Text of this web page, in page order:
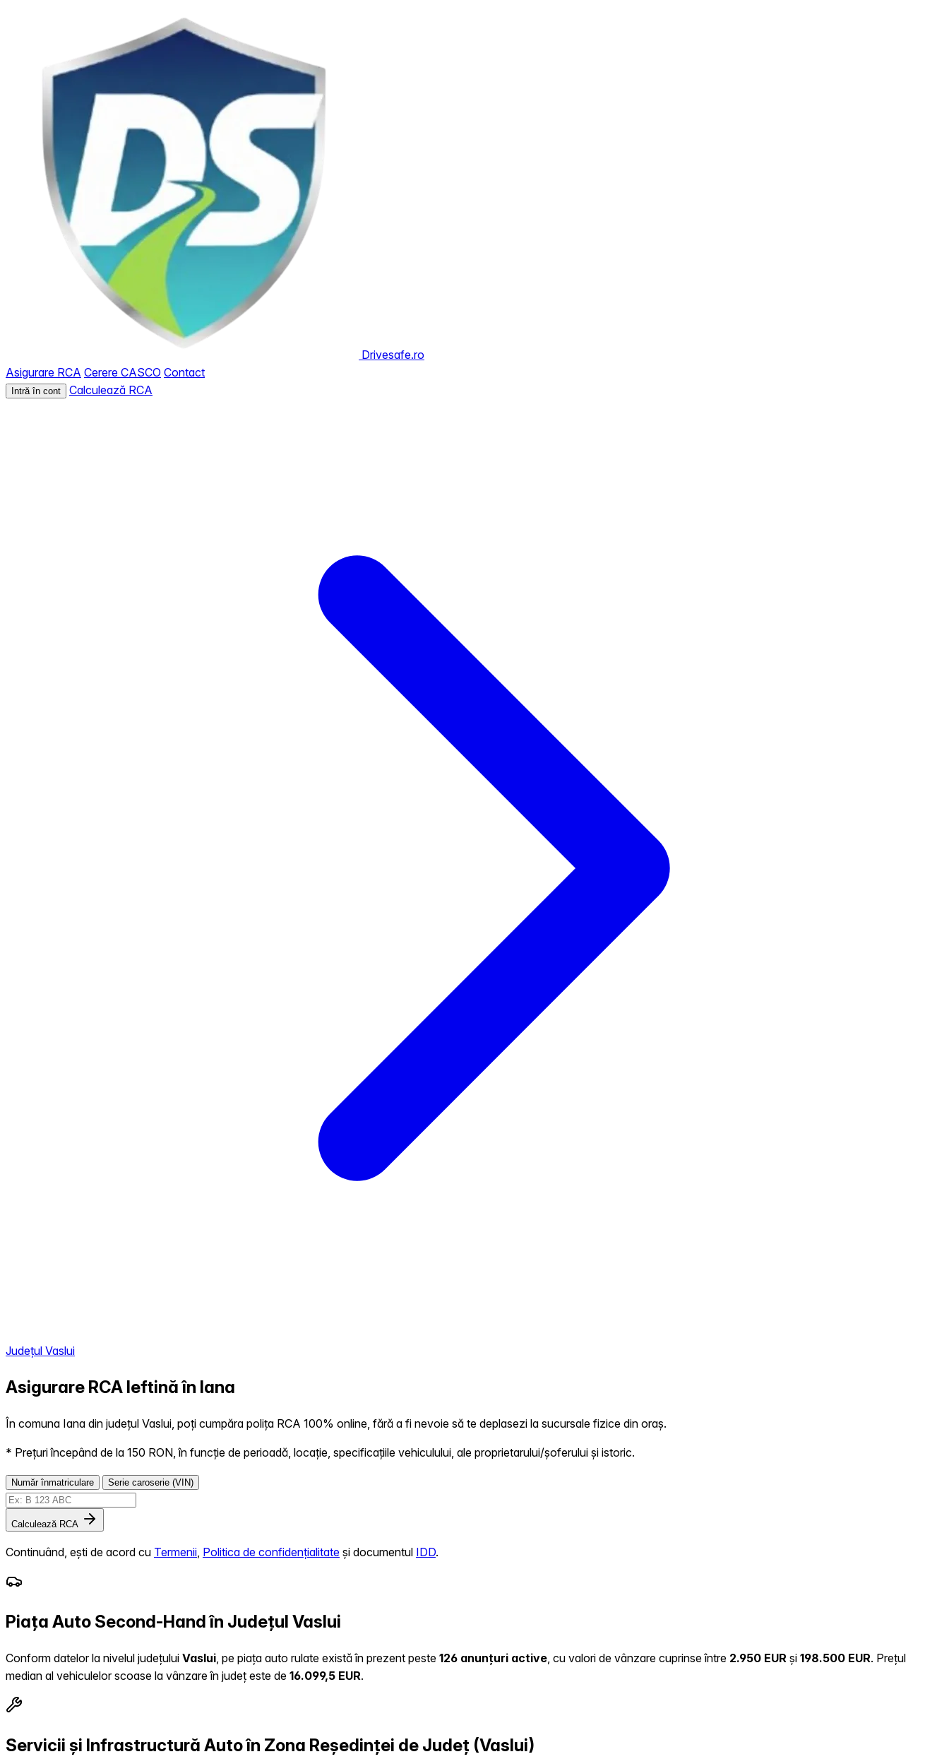
Drivesafe.ro
Asigurare RCA Cerere CASCO Contact
Intră în cont Calculează RCA
Județul Vaslui
Asigurare RCA Ieftină în Iana
În comuna Iana din județul Vaslui, poți cumpăra polița RCA 100% online, fără a fi nevoie să te deplasezi la sucursale fizice din oraș.
* Prețuri începând de la 150 RON, în funcție de perioadă, locație, specificațiile vehiculului, ale proprietarului/șoferului și istoric.
Număr înmatriculare Serie caroserie (VIN)
Calculează RCA
Continuând, ești de acord cu Termenii Politica de confidențialitate și documentul IDD.
Piața Auto Second-Hand în Județul Vaslui
Conform datelor la nivelul județului Vaslui , pe piața auto rulate există în prezent peste 126 anunțuri active , cu valori de vânzare cuprinse între 2.950 EUR și 198.500 EUR. Prețul
median al vehiculelor scoase la vânzare în județ este de 16.099,5 EUR.
Servicii și Infrastructură Auto în Zona Reședinței de Județ (Vaslui)